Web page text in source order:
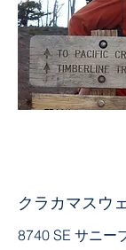
クラカマスウ
8740 SE サニー